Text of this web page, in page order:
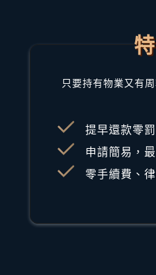
只要持有物業又有
提早還款零
申請簡易，
零手續費、